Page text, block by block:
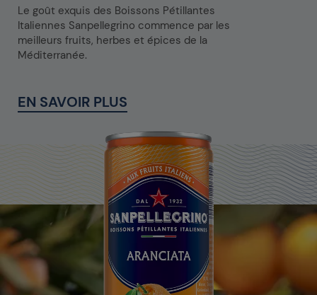
Le goût exquis des Boissons Pétillantes
Italiennes Sanpellegrino commence par les
meilleurs fruits, herbes et épices de la
Méditerranée.
EN SAVOIR PLUS